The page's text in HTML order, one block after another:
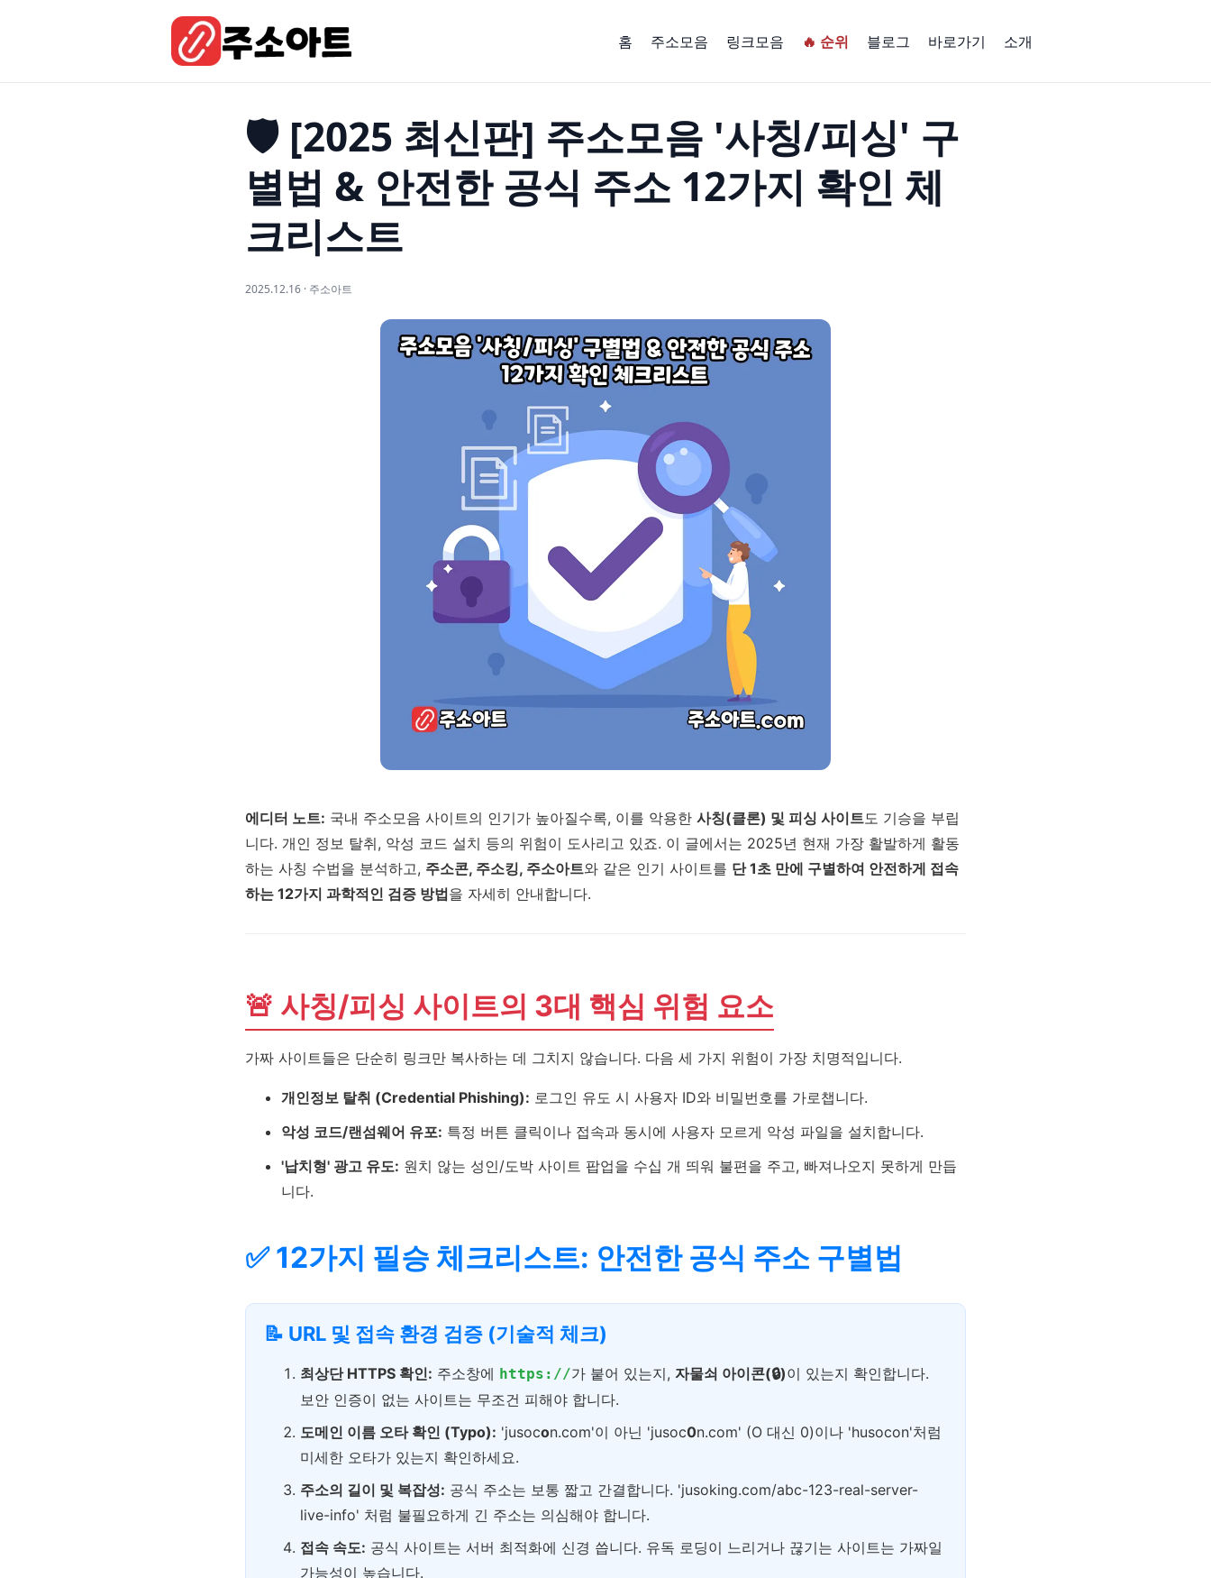
홈 주소모음 링크모음 🔥 순위 블로그 바로가기 소개
🛡️ [2025 최신판] 주소모음 '사칭/피싱' 구
별법 & 안전한 공식 주소 12가지 확인 체
크리스트
2025.12.16 · 주소아트
에디터 노트: 국내 주소모음 사이트의 인기가 높아질수록, 이를 악용한 사칭(클론) 및 피싱 사이트도 기승을 부립
니다. 개인 정보 탈취, 악성 코드 설치 등의 위험이 도사리고 있죠. 이 글에서는 2025년 현재 가장 활발하게 활동
하는 사칭 수법을 분석하고, 주소콘, 주소킹, 주소아트와 같은 인기 사이트를 단 1초 만에 구별하여 안전하게 접속
하는 12가지 과학적인 검증 방법을 자세히 안내합니다.
🚨 사칭/피싱 사이트의 3대 핵심 위험 요소
가짜 사이트들은 단순히 링크만 복사하는 데 그치지 않습니다. 다음 세 가지 위험이 가장 치명적입니다.
개인정보 탈취 (Credential Phishing): 로그인 유도 시 사용자 ID와 비밀번호를 가로챕니다.
악성 코드/랜섬웨어 유포: 특정 버튼 클릭이나 접속과 동시에 사용자 모르게 악성 파일을 설치합니다.
'납치형' 광고 유도: 원치 않는 성인/도박 사이트 팝업을 수십 개 띄워 불편을 주고, 빠져나오지 못하게 만듭
니다.
✅ 12가지 필승 체크리스트: 안전한 공식 주소 구별법
📝 URL 및 접속 환경 검증 (기술적 체크)
최상단 HTTPS 확인: 주소창에 https://가 붙어 있는지, 자물쇠 아이콘(🔒)이 있는지 확인합니다.
보안 인증이 없는 사이트는 무조건 피해야 합니다.
도메인 이름 오타 확인 (Typo): 'jusocon.com'이 아닌 'jusoc0n.com' (O 대신 0)이나 'husocon'처럼
미세한 오타가 있는지 확인하세요.
주소의 길이 및 복잡성: 공식 주소는 보통 짧고 간결합니다. 'jusoking.com/abc-123-real-server-
live-info' 처럼 불필요하게 긴 주소는 의심해야 합니다.
접속 속도: 공식 사이트는 서버 최적화에 신경 씁니다. 유독 로딩이 느리거나 끊기는 사이트는 가짜일
가능성이 높습니다.